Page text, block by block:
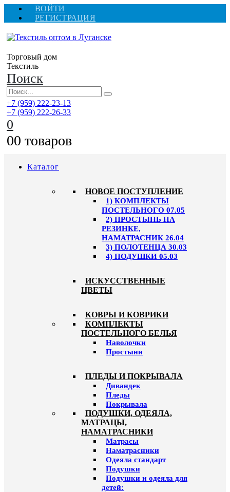
ВОЙТИ
РЕГИСТРАЦИЯ
Торговый дом
Текстиль
Поиск
+7 (959) 222-23-13
+7 (959) 222-26-33
0
00 товаров
Каталог
HОВОЕ ПОСТУПЛЕНИЕ
1) КОМПЛЕКТЫ
ПОСТЕЛЬНОГО 07.05
2) ПРОСТЫНЬ НА
РЕЗИНКЕ,
НАМАТРАСНИК 26.04
3) ПОЛОТЕНЦА 30.03
4) ПОДУШКИ 05.03
ИСКУССТВЕННЫЕ
ЦВЕТЫ
КОВРЫ И КОВРИКИ
КОМПЛЕКТЫ
ПОСТЕЛЬНОГО БЕЛЬЯ
Наволочки
Простыни
ПЛЕДЫ И ПОКРЫВАЛА
Дивандек
Пледы
Покрывала
ПОДУШКИ, ОДЕЯЛА,
МАТРАЦЫ,
НАМАТРАСНИКИ
Матрасы
Наматрасники
Одеяла стандарт
Подушки
Подушки и одеяла для
детей: